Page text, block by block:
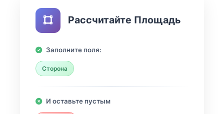
Рассчитайте Площадь
Заполните поля:
Сторона
И оставьте пустым